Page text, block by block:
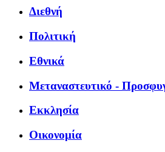
Διεθνή
Πολιτική
Εθνικά
Μεταναστευτικό -
Εκκλησία
Οικονομία